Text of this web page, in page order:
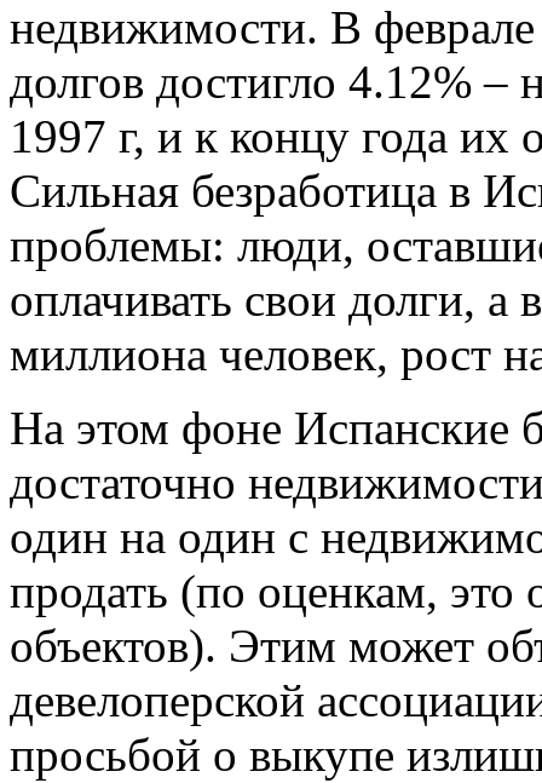
недвижимости. В
долгов достигло 4.12% –
1997 г, и к концу года
Сильная безработица в
проблемы: люди,
оплачивать свои долги, а
миллиона человек, рост
На этом фоне Испанские
достаточно
один на один с
продать (по оценкам, это
объектов). Этим может
девелоперской
просьбой о выкупе